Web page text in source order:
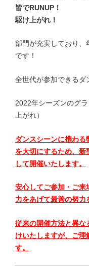
皆でRUNUP！
駆け上がれ！
部門が充実しており、
です！
全世代が参加できるダ
2022年シーズンのグ
上がれ）
ダンスシーンに携わ
を大切にするため、新
して開催いたします。
安心してご参加・ご来
力をあげて最善の努力
従来の開催方法と異な
けいたしますが、ご理
す。